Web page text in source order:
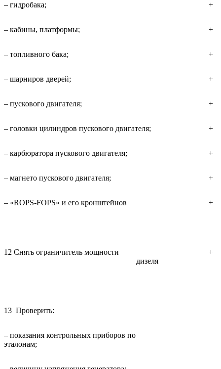
– гидробака; +
– кабины, платформы; +
– топливного бака; +
– шарниров дверей; +
– пускового двигателя; +
– головки цилиндров пускового двигателя; +
– карбюратора пускового двигателя; +
– магнето пускового двигателя; +
– «ROPS-FOPS» и его кронштейнов +
12 Снять ограничитель мощности
дизеля
+
13 Проверить:
– показания контрольных приборов по
эталонам;